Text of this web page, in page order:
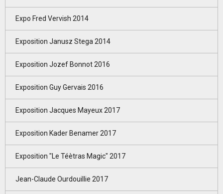
Expo Fred Vervish 2014
Exposition Janusz Stega 2014
Exposition Jozef Bonnot 2016
Exposition Guy Gervais 2016
Exposition Jacques Mayeux 2017
Exposition Kader Benamer 2017
Exposition "Le Téètras Magic" 2017
Jean-Claude Ourdouillie 2017